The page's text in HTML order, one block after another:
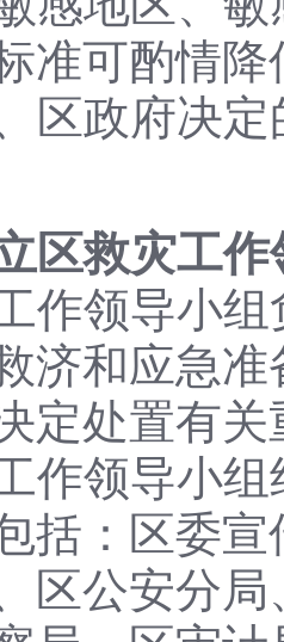
准可酌情降
区政府决定
区救灾工作
作领导小组
济和应急
定处置有关
作领导小组
括：区委
区公安分